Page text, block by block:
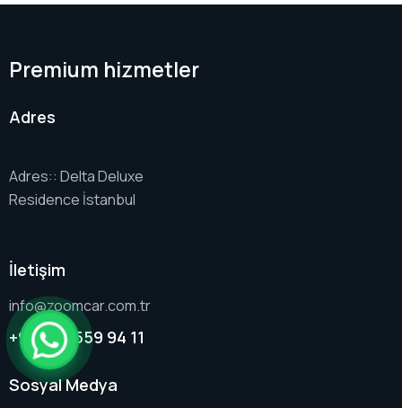
Premium hizmetler
Adres
Adres:: Delta Deluxe
Residence İstanbul
İletişim
info@zoomcar.com.tr
+90 532 559 94 11
Sosyal Medya